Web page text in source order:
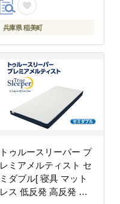
兵庫県 稲美町
トゥルースリーパー プ
レミアメルティスト セ
ミダブル[ 寝具 マット
レス 低反発 高反発 体